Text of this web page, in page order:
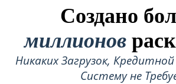
Создано
миллионов
Никаких Загрузок,
Систему не